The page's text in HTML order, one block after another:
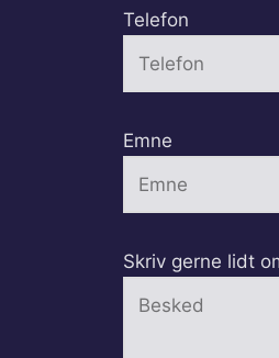
Telefon
Emne
Skriv gerne lidt